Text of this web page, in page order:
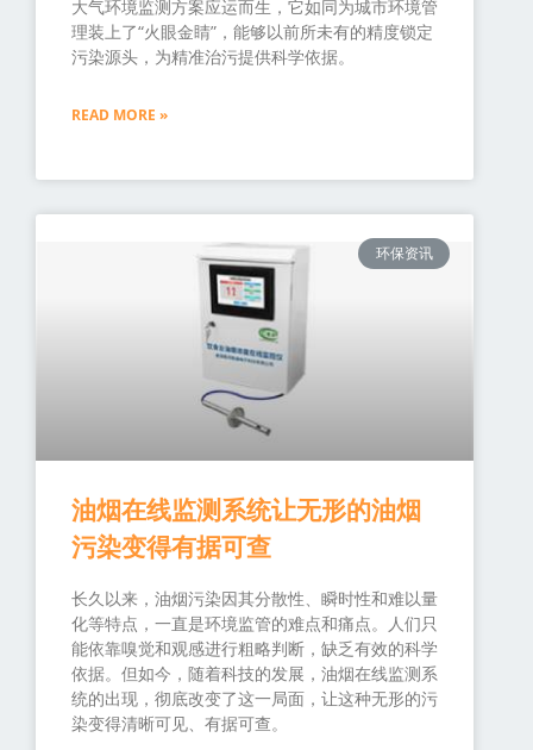
大气环境监测方案应运而生，它如同为城市环境管
理装上了“火眼金睛”，能够以前所未有的精度锁定
污染源头，为精准治污提供科学依据。
READ MORE »
环保资讯
油烟在线监测系统让无形的油烟
污染变得有据可查
长久以来，油烟污染因其分散性、瞬时性和难以量
化等特点，一直是环境监管的难点和痛点。人们只
能依靠嗅觉和观感进行粗略判断，缺乏有效的科学
依据。但如今，随着科技的发展，油烟在线监测系
统的出现，彻底改变了这一局面，让这种无形的污
染变得清晰可见、有据可查。